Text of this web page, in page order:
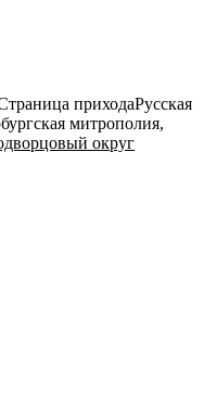
приходаРусская
митрополия,
округ